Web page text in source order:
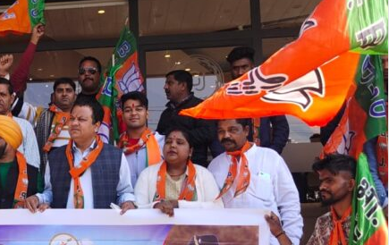
श्री
बदरीनाथ-
केदारनाथ